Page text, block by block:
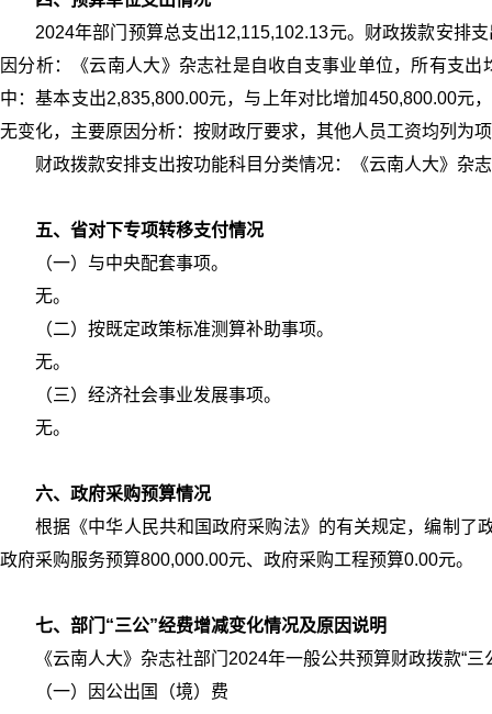
2024年部门预算总支出12,115,102.13元。财政拨款安排
因分析：《云南人大》杂志社是自收自支事业单位，所有支
中：基本支出2,835,800.00元，与上年对比增加450,800.00元
无变化，主要原因分析：按财政厅要求，其他人员工资均列为
财政拨款安排支出按功能科目分类情况：《云南人大》杂
五、省对下专项转移支付情况
（一）与中央配套事项。
无。
（二）按既定政策标准测算补助事项。
无。
（三）经济社会事业发展事项。
无。
六、政府采购预算情况
根据《中华人民共和国政府采购法》的有关规定，编制了
政府采购服务预算800,000.00元、政府采购工程预算0.00元。
七、部门“三公”经费增减变化情况及原因说明
《云南人大》杂志社部门2024年一般公共预算财政拨款“
（一）因公出国（境）费